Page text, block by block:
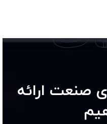
صنعت ارائه